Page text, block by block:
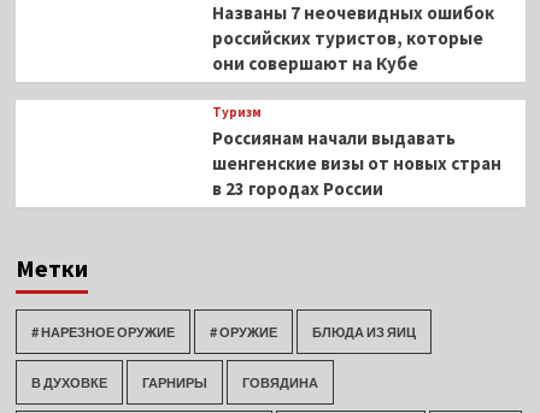
Названы 7 неочевидных ошибок
российских туристов, которые
они совершают на Кубе
Туризм
Россиянам начали выдавать
шенгенские визы от новых стран
в 23 городах России
Метки
# НАРЕЗНОЕ ОРУЖИЕ # ОРУЖИЕ БЛЮДА ИЗ ЯИЦ
В ДУХОВКЕ ГАРНИРЫ ГОВЯДИНА